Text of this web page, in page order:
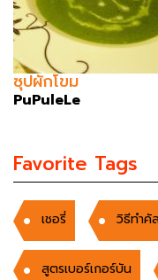
ซุปผักโขม
PuPuleLe
Favorite Tags
เชอรี่ วิธีทำคั
สูตรเบอร์เกอร์บัน